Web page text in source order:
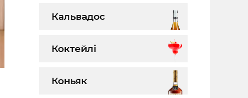
Кальвадос
Коктейлі
Коньяк